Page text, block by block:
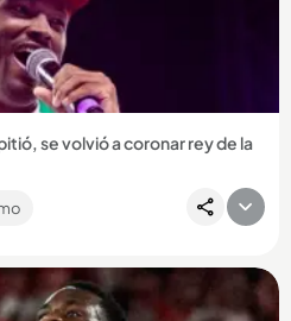
Noticia
se volvió a coronar rey de la
del Festival Nacional de la